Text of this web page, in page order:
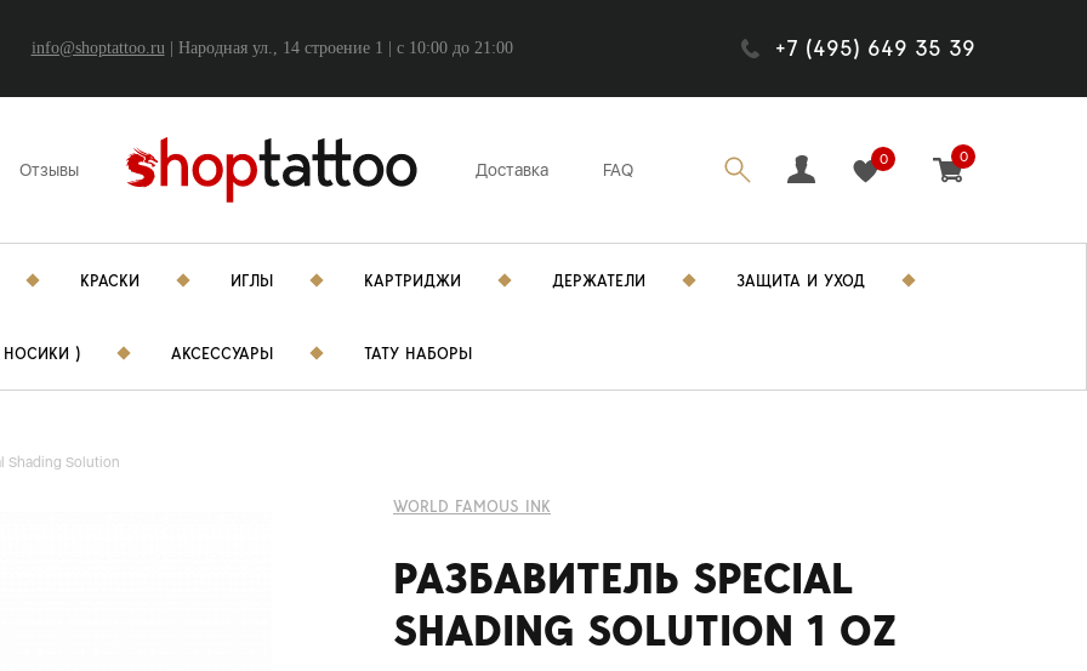
info@shoptattoo.ru| Народная ул., 14 строение 1 | c 10:00 до 21:00 +7 (495) 649 35 39
Отзывы Доставка FAQ
0 0
КРАСКИ ИГЛЫ КАРТРИДЖИ ДЕРЖАТЕЛИ ЗАЩИТА И УХОД
НОСИКИ ) АКСЕССУАРЫ ТАТУ НАБОРЫ
Shading Solution
WORLD FAMOUS INK
РАЗБАВИТЕЛЬ SPECIAL
SHADING SOLUTION 1 OZ